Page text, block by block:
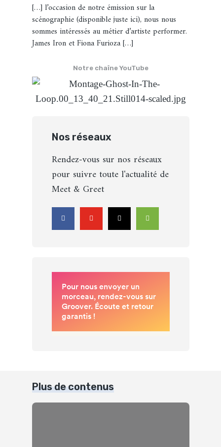
[…] l’occasion de notre émission sur la
scénographie (disponible juste ici), nous nous
sommes intéressés au métier d’artiste performer.
James Iron et Fiona Furioza […]
Notre chaîne YouTube
Nos réseaux
Rendez-vous sur nos réseaux
pour suivre toute l'actualité de
Meet & Greet
Plus de contenus